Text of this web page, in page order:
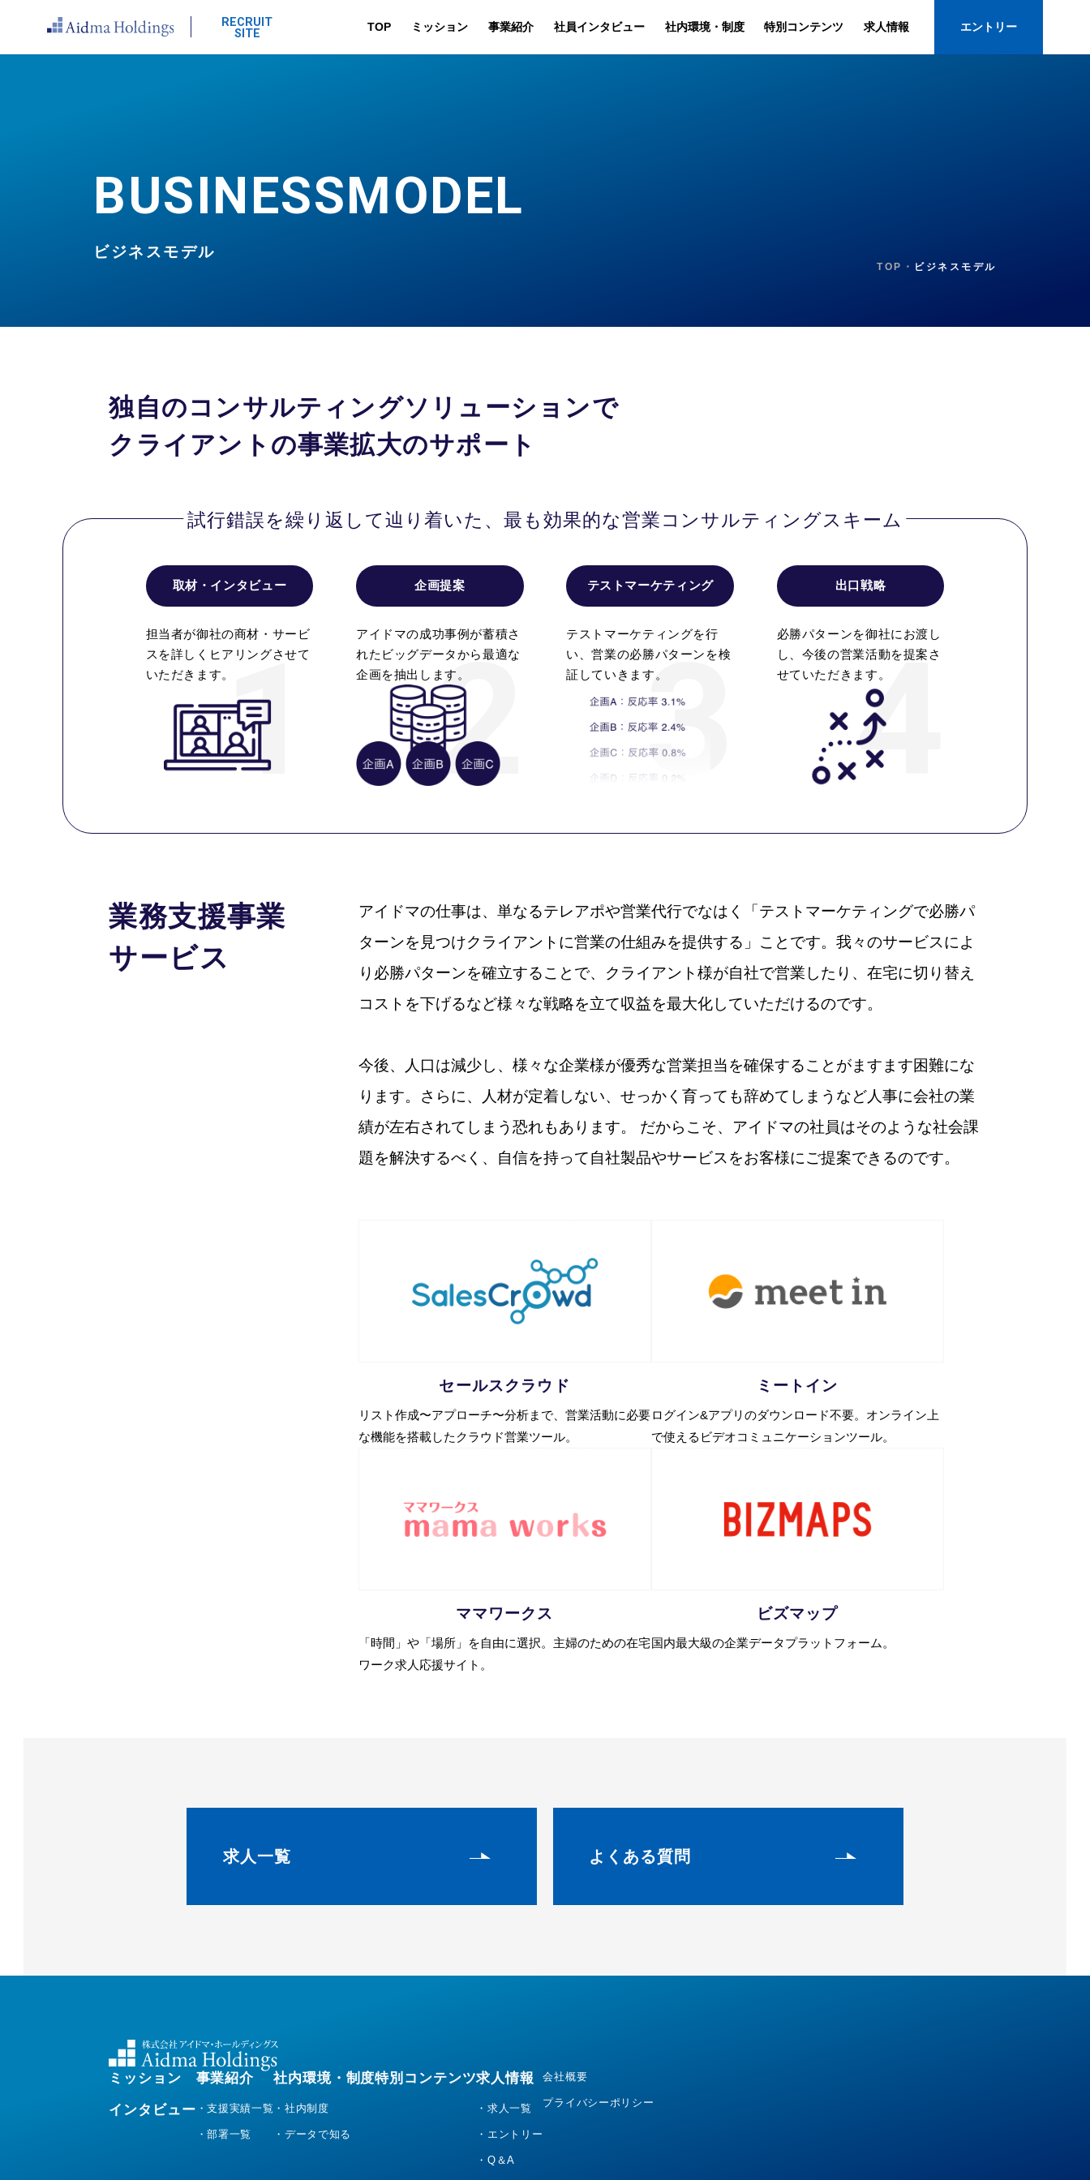
RECRUIT
SITE
TOP ミッション 事業紹介 社員インタビュー 社内環境・制度 特別コンテンツ 求人情報 エントリー
BUSINESSMODEL
ビジネスモデル
TOP・ ビジネスモデル
独自のコンサルティングソリューションで
クライアントの事業拡大のサポート
試行錯誤を繰り返して辿り着いた、最も効果的な営業コンサルティングスキーム
取材・インタビュー
担当者が御社の商材・サービ
スを詳しくヒアリングさせて
いただきます。
企画提案
アイドマの成功事例が蓄積さ
れたビッグデータから最適な
企画を抽出します。
テストマーケティング
テストマーケティングを行
い、営業の必勝パターンを検
証していきます。
出口戦略
必勝パターンを御社にお渡し
し、今後の営業活動を提案さ
せていただきます。
業務支援事業
サービス
アイドマの仕事は、単なるテレアポや営業代行でなはく「テストマーケティングで必勝パ
ターンを見つけクライアントに営業の仕組みを提供する」ことです。我々のサービスによ
り必勝パターンを確立することで、クライアント様が自社で営業したり、在宅に切り替え
コストを下げるなど様々な戦略を立て収益を最大化していただけるのです。
今後、人口は減少し、様々な企業様が優秀な営業担当を確保することがますます困難にな
ります。さらに、人材が定着しない、せっかく育っても辞めてしまうなど人事に会社の業
績が左右されてしまう恐れもあります。 だからこそ、アイドマの社員はそのような社会課
題を解決するべく、自信を持って自社製品やサービスをお客様にご提案できるのです。
セールスクラウド
リスト作成〜アプローチ〜分析まで、営業活動に必要
な機能を搭載したクラウド営業ツール。
ミートイン
ログイン&アプリのダウンロード不要。オンライン上
で使えるビデオコミュニケーションツール。
ママワークス
「時間」や「場所」を自由に選択。主婦のための在宅
ワーク求人応援サイト。
ビズマップ
国内最大級の企業データプラットフォーム。
求人一覧 よくある質問
ミッション
インタビュー
事業紹介
・支援実績一覧
・部署一覧
社内環境・制度
・社内制度
・データで知る
特別コンテンツ求人情報
・求人一覧
・エントリー
・Q＆A
会社概要
プライバシーポリシー